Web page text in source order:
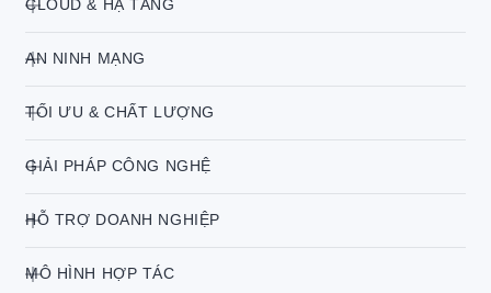
CLOUD & HẠ TẦNG
AN NINH MẠNG
TỐI ƯU & CHẤT LƯỢNG
GIẢI PHÁP CÔNG NGHỆ
HỖ TRỢ DOANH NGHIỆP
MÔ HÌNH HỢP TÁC